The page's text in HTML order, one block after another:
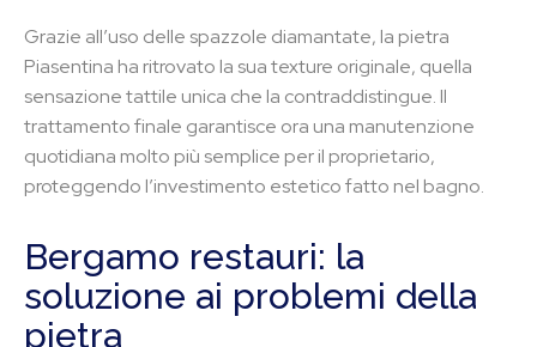
Grazie all’uso delle spazzole diamantate, la pietra
Piasentina ha ritrovato la sua texture originale, quella
sensazione tattile unica che la contraddistingue. Il
trattamento finale garantisce ora una manutenzione
quotidiana molto più semplice per il proprietario,
proteggendo l’investimento estetico fatto nel bagno.
Bergamo restauri: la
soluzione ai problemi della
pietra